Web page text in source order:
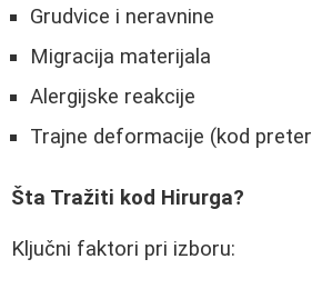
Grudvice i neravnine
Migracija materijala
Alergijske reakcije
Trajne deformacije (kod
Šta Tražiti kod Hirurga?
Ključni faktori pri izboru: